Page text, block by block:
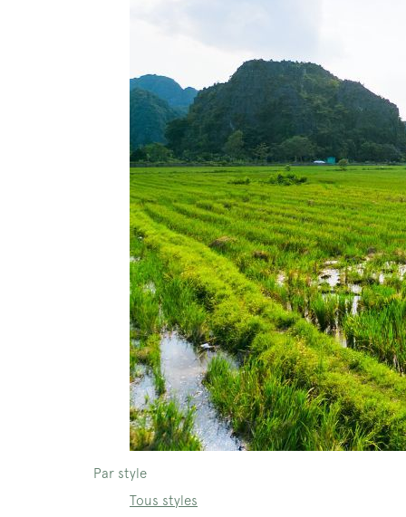
Par style
Tous styles